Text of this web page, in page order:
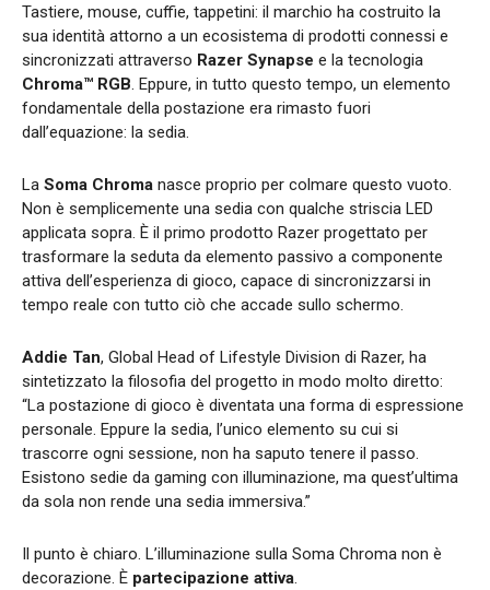
Tastiere, mouse, cuffie, tappetini: il marchio ha costruito la
sua identità attorno a un ecosistema di prodotti connessi e
sincronizzati attraverso Razer Synapse e la tecnologia
Chroma™ RGB. Eppure, in tutto questo tempo, un elemento
fondamentale della postazione era rimasto fuori
dall’equazione: la sedia.
La Soma Chroma nasce proprio per colmare questo vuoto.
Non è semplicemente una sedia con qualche striscia LED
applicata sopra. È il primo prodotto Razer progettato per
trasformare la seduta da elemento passivo a componente
attiva dell’esperienza di gioco, capace di sincronizzarsi in
tempo reale con tutto ciò che accade sullo schermo.
Addie Tan, Global Head of Lifestyle Division di Razer, ha
sintetizzato la filosofia del progetto in modo molto diretto:
“La postazione di gioco è diventata una forma di espressione
personale. Eppure la sedia, l’unico elemento su cui si
trascorre ogni sessione, non ha saputo tenere il passo.
Esistono sedie da gaming con illuminazione, ma quest’ultima
da sola non rende una sedia immersiva.”
Il punto è chiaro. L’illuminazione sulla Soma Chroma non è
decorazione. È partecipazione attiva.